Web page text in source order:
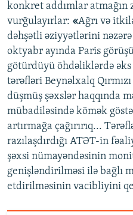
konkret addımlar
vurğulayırlar: «Ağrı və
dəhşətli əziyyətlərini
oktyabr ayında Paris
götürdüyü öhdəliklərdə
tərəfləri Beynəlxalq
düşmüş şəxslər haqqında
mübadiləsində kömək
artırmağa çağırırıq...
razılaşdırdığı ATƏT-in
şəxsi nümayəndəsinin
genişləndirilməsi ilə bağlı
etdirilməsinin vacibliyini